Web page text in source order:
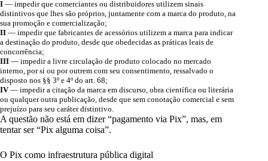
I — impedir que comerciantes ou distribuidores utilizem sinais
distintivos que lhes são próprios, juntamente com a marca do produto, na
sua promoção e comercialização;
II — impedir que fabricantes de acessórios utilizem a marca para indicar
a destinação do produto, desde que obedecidas as práticas leais de
concorrência;
III — impedir a livre circulação de produto colocado no mercado
interno, por si ou por outrem com seu consentimento, ressalvado o
disposto nos §§ 3º e 4º do art. 68;
IV— impedir a citação da marca em discurso, obra científica ou literária
ou qualquer outra publicação, desde que sem conotação comercial e sem
prejuízo para seu caráter distintivo.
A questão não está em dizer “pagamento via Pix”, mas, em
tentar ser “Pix alguma coisa”.
O Pix como infraestrutura pública digital